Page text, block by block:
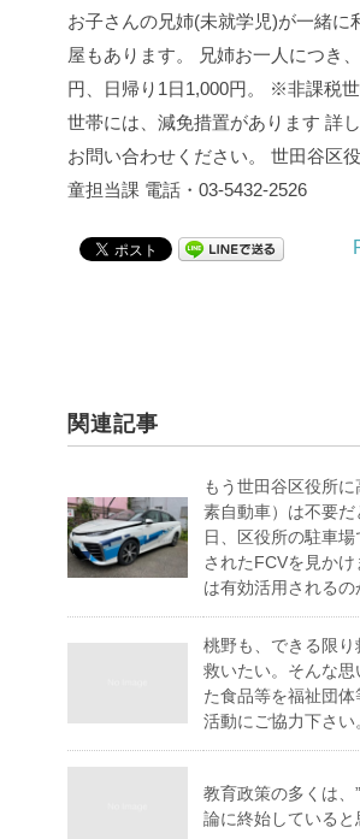
お子さんの兄姉(未就学児)が一緒に
屋もあります。
兄姉お一人につき
円、日帰り1日1,000円。
※非課税
世帯には、減免措置があります 詳
お問い合わせください。
世田谷区
童担当課 電話・03-5432-2526
関連記事
もう世田谷区役所
素自動車）は不要だ
日、区役所の駐車
されたFCVを見か
は有効活用されるの
桃野も、できる限り
救いたい。そんな思
た食品等を福祉団体
活動にご協力下さい
教育政策の多くは、
論に終始している